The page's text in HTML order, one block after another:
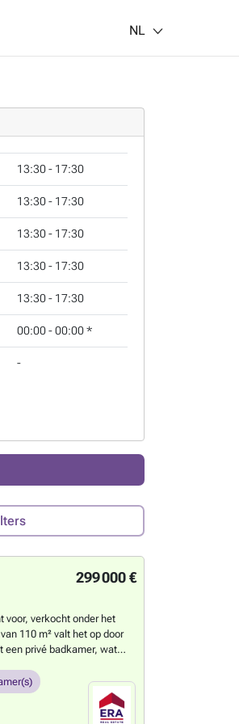
NL
13:30 - 17:30
13:30 - 17:30
13:30 - 17:30
13:30 - 17:30
13:30 - 17:30
00:00 - 00:00*
-
299 000 €
voor, verkocht onder het
110 m² valt het op door
een privé badkamer, wat
en heeft een
van een adembenemend
Gelegen in een kleine